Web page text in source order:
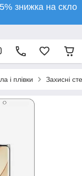
знижка на скло
і плівки Захисні